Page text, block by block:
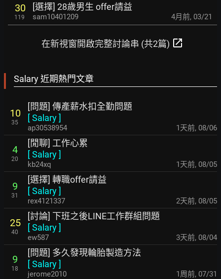
30
119
[選擇] 28歲男生 offer請益
sam10401209 4月前, 03/21
在新視窗開啟完整討論串 (共2篇) open_in_new
Salary 近期熱門文章
10
35
[問題] 傳產薪水扣全勤問題
[Salary]
ap30538954 1天前, 08/06
4
20
[閒聊] 工作心累
[Salary]
kb24xq 1天前, 08/05
9
31
[選擇] 轉職offer請益
[Salary]
rex4121337 2天前, 08/05
25
40
[討論] 下班之後LINE工作群組問題
[Salary]
ew587 3天前, 08/04
9
18
[問題] 多久發現輪胎製造方法
[Salary]
jerome2010 1周前, 07/31